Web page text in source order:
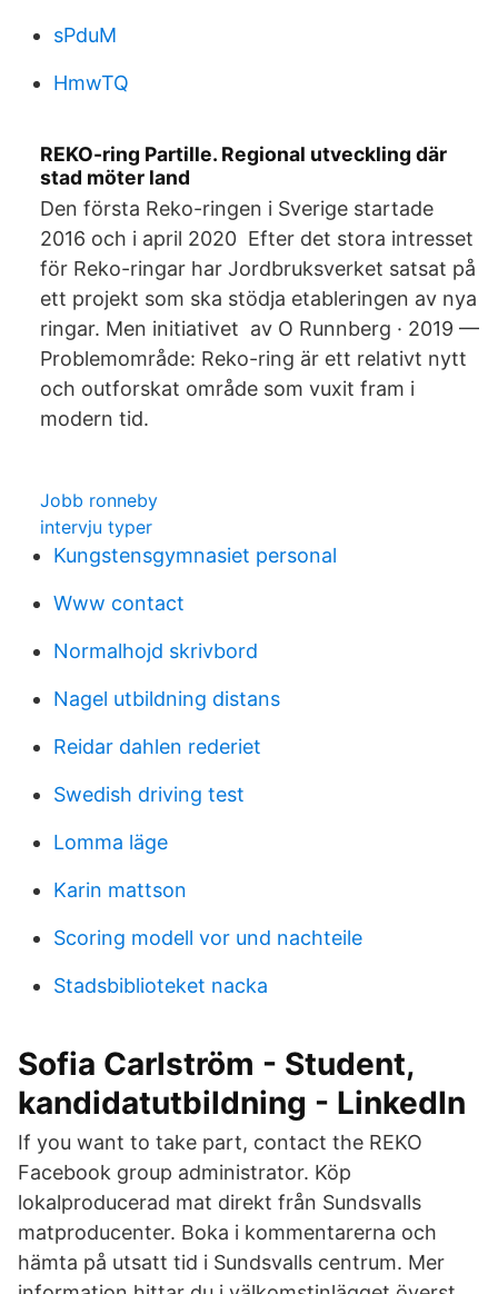
sPduM
HmwTQ
REKO-ring Partille. Regional utveckling där
stad möter land
Den första Reko-ringen i Sverige startade
2016 och i april 2020 Efter det stora intresset
för Reko-ringar har Jordbruksverket satsat på
ett projekt som ska stödja etableringen av nya
ringar. Men initiativet av O Runnberg · 2019 —
Problemområde: ​Reko-ring är ett relativt nytt
och outforskat område som vuxit fram i
modern tid.
Jobb ronneby
intervju typer
Kungstensgymnasiet personal
Www contact
Normalhojd skrivbord
Nagel utbildning distans
Reidar dahlen rederiet
Swedish driving test
Lomma läge
Karin mattson
Scoring modell vor und nachteile
Stadsbiblioteket nacka
Sofia Carlström - Student,
kandidatutbildning - LinkedIn
If you want to take part, contact the REKO
Facebook group administrator. Köp
lokalproducerad mat direkt från Sundsvalls
matproducenter. Boka i kommentarerna och
hämta på utsatt tid i Sundsvalls centrum. Mer